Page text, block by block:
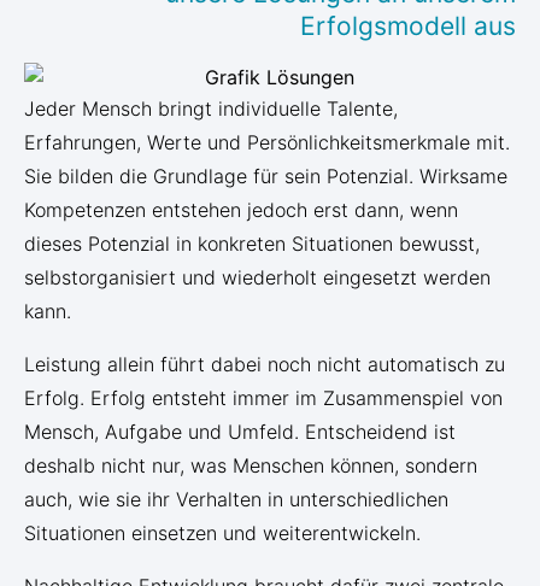
Erfolgsmodell aus
Jeder Mensch bringt individuelle Talente,
Erfahrungen, Werte und Persönlichkeitsmerkmale mit.
Sie bilden die Grundlage für sein Potenzial. Wirksame
Kompetenzen entstehen jedoch erst dann, wenn
dieses Potenzial in konkreten Situationen bewusst,
selbstorganisiert und wiederholt eingesetzt werden
kann.
Leistung allein führt dabei noch nicht automatisch zu
Erfolg. Erfolg entsteht immer im Zusammenspiel von
Mensch, Aufgabe und Umfeld. Entscheidend ist
deshalb nicht nur, was Menschen können, sondern
auch, wie sie ihr Verhalten in unterschiedlichen
Situationen einsetzen und weiterentwickeln.